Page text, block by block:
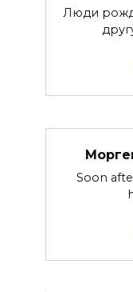
Люди
Soon